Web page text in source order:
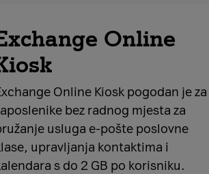
Online
Online Kiosk pogodan je za
bez radnog mjesta za
usluga e-pošte poslovne
upravljanja kontaktima i
s do 2 GB po korisniku.